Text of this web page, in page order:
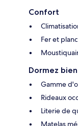
Confort
Fer et
Dormez bien
Gamme
Rideaux
Literie de
Matelas